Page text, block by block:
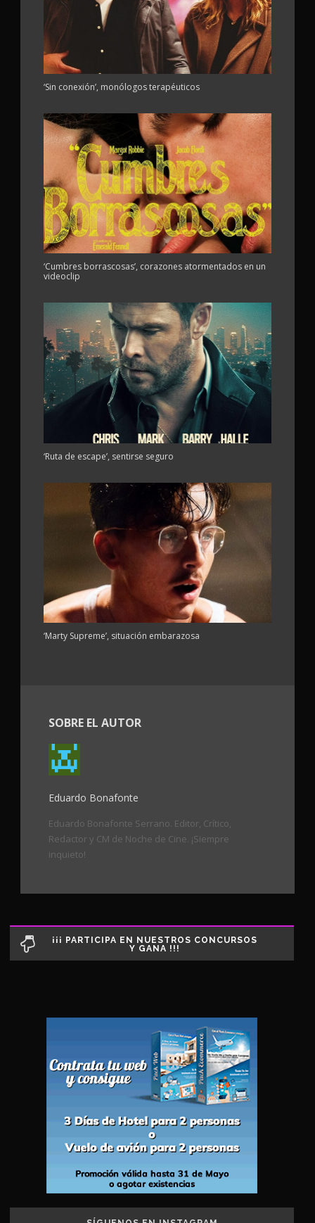
‘Sin conexión’, monólogos terapéuticos
‘Cumbres borrascosas’, corazones atormentados en un
videoclip
‘Ruta de escape’, sentirse seguro
‘Marty Supreme’, situación embarazosa
SOBRE EL AUTOR
Eduardo Bonafonte
Eduardo Bonafonte Serrano. Editor, Crítico,
Redactor y CM de Noche de Cine. ¡Siempre
inquieto!
¡¡¡ PARTICIPA EN NUESTROS CONCURSOS
Y GANA !!!